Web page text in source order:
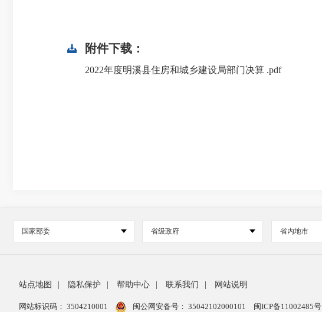
附件下载：
2022年度明溪县住房和城乡建设局部门决算 .pdf
国家部委 省级政府 省内地市
站点地图 隐私保护 帮助中心 联系我们 网站说明
网站标识码： 3504210001 闽公网安备号： 35042102000101 闽ICP备11002485号